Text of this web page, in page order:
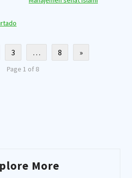
3 … 8 »
Page 1 of 8
More